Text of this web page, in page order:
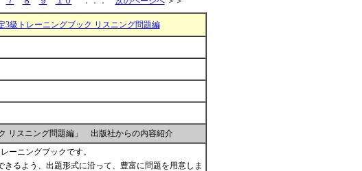
3級トレーニングブック リスニング問題編
リスニング問題編」 出版社からの内容紹介
ーニングブックです。
るよう、出題形式に沿って、豊富に問題を用意しま